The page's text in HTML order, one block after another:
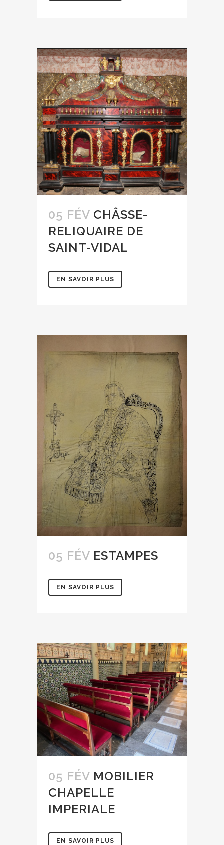
05 FÉV CHÂSSE-
RELIQUAIRE DE
SAINT-VIDAL
EN SAVOIR PLUS
05 FÉV ESTAMPES
EN SAVOIR PLUS
05 FÉV MOBILIER
CHAPELLE
IMPERIALE
EN SAVOIR PLUS